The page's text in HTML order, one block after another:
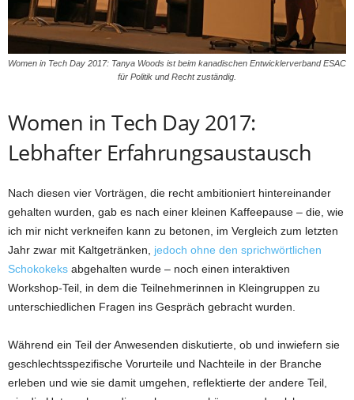
Women in Tech Day 2017: Tanya Woods ist beim kanadischen Entwicklerverband ESAC
für Politik und Recht zuständig.
Women in Tech Day 2017:
Lebhafter Erfahrungsaustausch
Nach diesen vier Vorträgen, die recht ambitioniert hintereinander
gehalten wurden, gab es nach einer kleinen Kaffeepause – die, wie
ich mir nicht verkneifen kann zu betonen, im Vergleich zum letzten
Jahr zwar mit Kaltgetränken, jedoch ohne den sprichwörtlichen
Schokokeks abgehalten wurde – noch einen interaktiven
Workshop-Teil, in dem die Teilnehmerinnen in Kleingruppen zu
unterschiedlichen Fragen ins Gespräch gebracht wurden.
Während ein Teil der Anwesenden diskutierte, ob und inwiefern sie
geschlechtsspezifische Vorurteile und Nachteile in der Branche
erleben und wie sie damit umgehen, reflektierte der andere Teil,